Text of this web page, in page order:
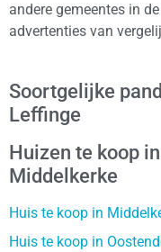
andere gemeentes in
advertenties van
Soortgelijke
Leffinge
Huizen te koop
Middelkerke
Huis te koop in
Huis te koop in